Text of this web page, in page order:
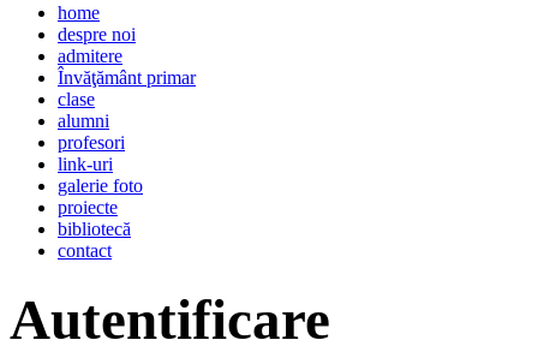
home
despre noi
admitere
Învăţământ primar
clase
alumni
profesori
link-uri
galerie foto
proiecte
bibliotecă
contact
Autentificare